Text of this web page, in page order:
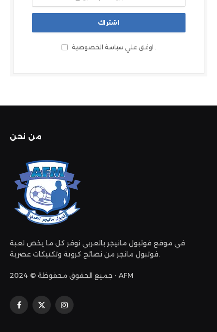
اوفق علي سياسة الخصوصية .
من نحن
في موقع فوتبول مانيجر بالعربي نوفر كل ما يخص لعبة
فوتبول مانجر من نصائح كروية وتكتيكات عصرية.
جميع الحقوق محفوظة © 2024 - AFM
فيسبوك
X
الانستغرام